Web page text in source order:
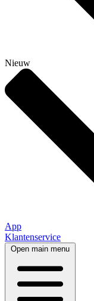
Nieuw
App
Klantenservice
Open main menu